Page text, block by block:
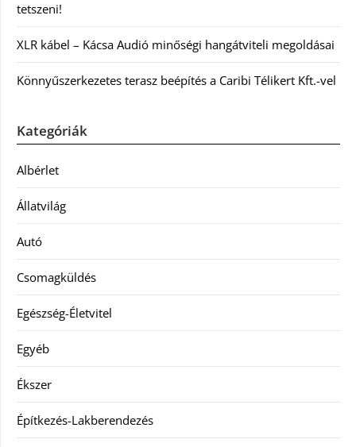
tetszeni!
XLR kábel – Kácsa Audió minőségi hangátviteli megoldásai
Könnyűszerkezetes terasz beépítés a Caribi Télikert Kft.-vel
Kategóriák
Albérlet
Állatvilág
Autó
Csomagküldés
Egészség-Életvitel
Egyéb
Ékszer
Építkezés-Lakberendezés